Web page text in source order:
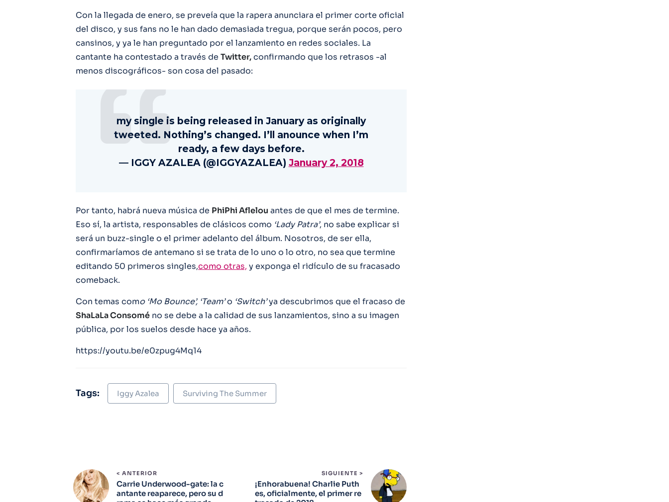
Con la llegada de enero, se preveía que la rapera anunciara el primer corte oficial
del disco, y sus fans no le han dado demasiada tregua, porque serán pocos, pero
cansinos, y ya le han preguntado por el lanzamiento en redes sociales. La
cantante ha contestado a través de Twitter,confirmando que los retrasos -al
menos discográficos- son cosa del pasado:
my single is being released in January as originally
tweeted. Nothing’s changed. I’ll anounce when I’m
ready, a few days before.
— IGGY AZALEA (@IGGYAZALEA) January 2, 2018
Por tanto, habrá nueva música de PhiPhi Aflelou antes de que el mes de termine.
Eso sí, la artista, responsables de clásicos como ‘Lady Patra’, no sabe explicar si
será un buzz-single o el primer adelanto del álbum. Nosotros, de ser ella,
confirmaríamos de antemano si se trata de lo uno o lo otro, no sea que termine
editando 50 primeros singles,como otras, y exponga el ridículo de su fracasado
comeback.
Con temas como ‘Mo Bounce’, ‘Team’o ‘Switch’ya descubrimos que el fracaso de
ShaLaLa Consomé no se debe a la calidad de sus lanzamientos, sino a su imagen
pública, por los suelos desde hace ya años.
https://youtu.be/e0zpug4Mq14
Tags: Iggy Azalea Surviving The Summer
< ANTERIOR
Carrie Underwood-gate: la c
antante reaparece, pero su d
SIGUIENTE >
¡Enhorabuena! Charlie Puth
es, oficialmente, el primer re